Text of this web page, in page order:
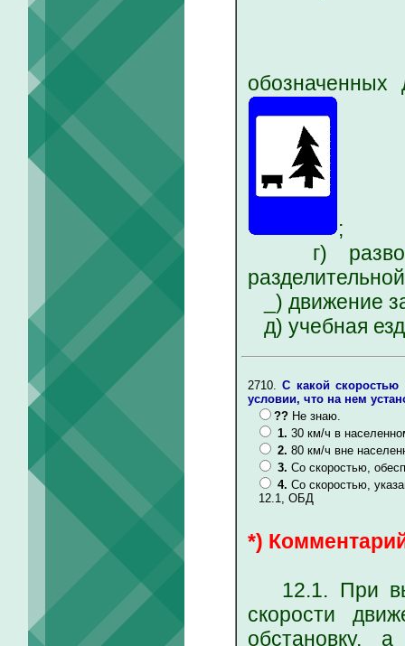
;
г)
_) движение
д) учебная
2710.С какой скоростью
условии, что на нем
?? Не знаю.
1. 30 км/ч в
2. 80 км/ч вне
3. Со скоростью,
4. Со скоростью,
12.1, ОБД
*)
12.1. При
скорости
обстановку,